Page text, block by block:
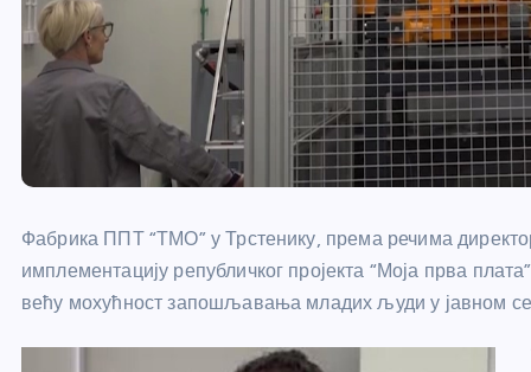
Фабрика ППТ “ТМО” у Трстенику, према речима
имплементацију републичког пројекта “Моја прва
већу мохућност запошљавања младих људи у јавном